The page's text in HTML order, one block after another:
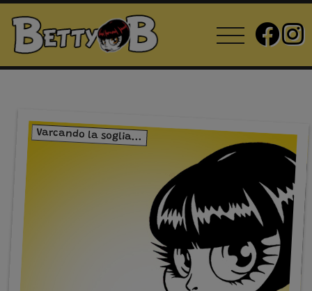
Varcando la soglia...